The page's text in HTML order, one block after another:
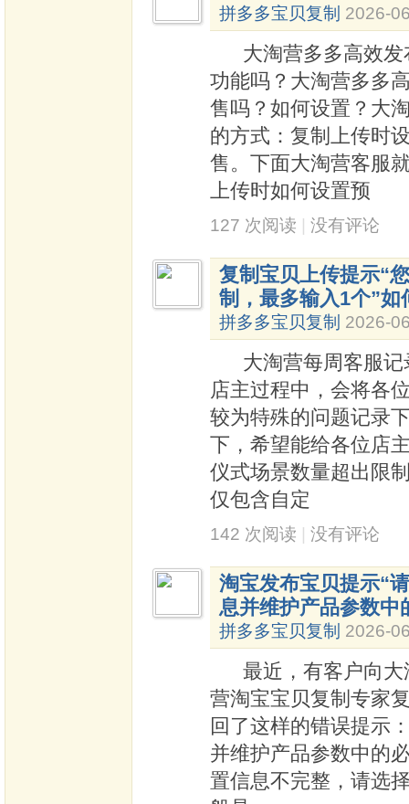
拼多多宝贝复制 2026-
大淘营多多高效发
功能吗？大淘营多多
售吗？如何设置？大
的方式：复制上传时
售。下面大淘营客
上传时如何设置预
127 次阅读 没有评论
复制宝贝上传提示“
制，最多输入1个”如
拼多多宝贝复制 2026-
大淘营每周客服记
店主过程中，会将各
较为特殊的问题记录
下，希望能给各位
仪式场景数量超出限
仅包含自定
142 次阅读 没有评论
淘宝发布宝贝提示“
息并维护产品参数中
拼多多宝贝复制 2026-
最近，有客户向大
营淘宝宝贝复制专家
回了这样的错误提示
并维护产品参数中的
置信息不完整，请